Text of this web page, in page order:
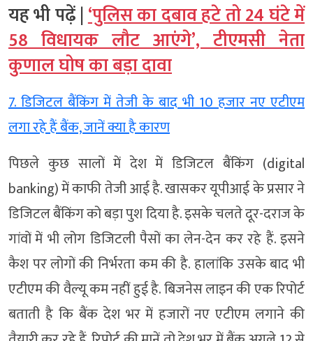
यह भी पढ़ें |‘पुलिस का दबाव हटे तो 24 घंटे में
58 विधायक लौट आएंगे’, टीएमसी नेता
कुणाल घोष का बड़ा दावा
7. डिजिटल बैंकिंग में तेजी के बाद भी 10 हजार नए एटीएम
लगा रहे हैं बैंक, जानें क्या है कारण
पिछले कुछ सालों में देश में डिजिटल बैंकिंग (digital
banking) में काफी तेजी आई है. खासकर यूपीआई के प्रसार ने
डिजिटल बैंकिंग को बड़ा पुश दिया है. इसके चलते दूर-दराज के
गांवों में भी लोग डिजिटली पैसों का लेन-देन कर रहे हैं. इसने
कैश पर लोगों की निर्भरता कम की है. हालांकि उसके बाद भी
एटीएम की वैल्यू कम नहीं हुई है. बिजनेस लाइन की एक रिपोर्ट
बताती है कि बैंक देश भर में हजारों नए एटीएम लगाने की